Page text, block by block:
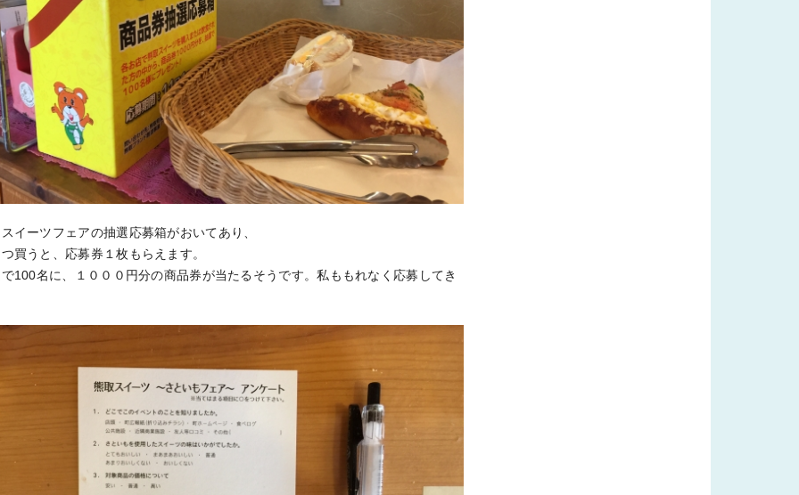
イーツフェアの抽選応募箱がおいてあり、
買うと、応募券１枚もらえます。
100名に、１０００円分の商品券が当たるそうです。私ももれなく応募してき